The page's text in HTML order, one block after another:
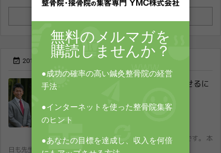
 2017年2月27日 2018年5月8日
新人スタッフの離職率を低下させるに
こんにちは。 YMC株式会社のヨリミツです。 本
日も先生の経営に直結するネタを、お伝えした ...